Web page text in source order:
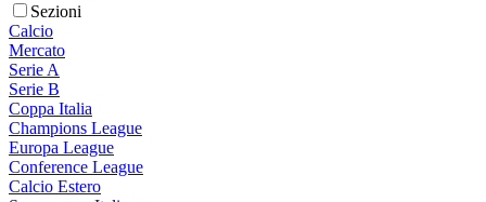
Sezioni
Calcio
Mercato
Serie A
Serie B
Coppa Italia
Champions League
Europa League
Conference League
Calcio Estero